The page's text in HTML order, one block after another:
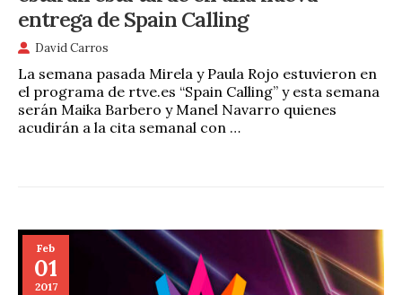
entrega de Spain Calling
David Carros
La semana pasada Mirela y Paula Rojo estuvieron en
el programa de rtve.es “Spain Calling” y esta semana
serán Maika Barbero y Manel Navarro quienes
acudirán a la cita semanal con …
Feb
01
2017